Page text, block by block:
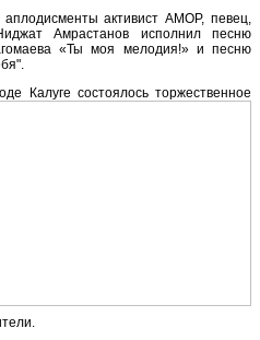
активист АМОР, певец,
Амрастанов исполнил песню
«Ты моя мелодия!» и песню
состоялось торжественное